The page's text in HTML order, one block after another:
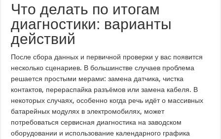
Что делать по итогам
диагностики: варианты
действий
После сбора данных и первичной проверки у вас появится
несколько сценариев. В большинстве случаев проблема
решается простыми мерами: замена датчика, чистка
контактов, перераспайка разъёмов или замена кабеля. В
некоторых случаях, особенно когда речь идёт о массивных
батарейных модулях в электромобилях, может
потребоваться сервисная диагностика на заводском
оборудовании и использование календарного графика